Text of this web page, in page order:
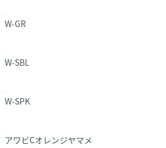
W-GR
W-SBL
W-SPK
アワビCオレンジヤマメ